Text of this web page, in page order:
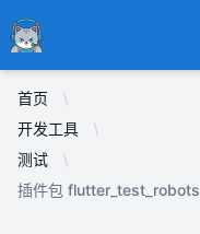
Ducafecat
首页
开发工具
测试
插件包 flutter_test_robots